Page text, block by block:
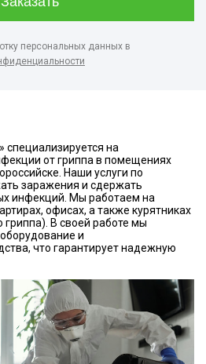
персональных данных в
специализируется на
от гриппа в помещениях
Наши услуги по
заражения и сдержать
инфекций. Мы работаем на
офисах, а также курятниках
гриппа). В своей работе мы
и
что гарантирует надежную